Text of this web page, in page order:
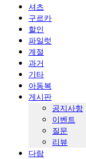
셔츠
구르카
할인
파일럿
계절
과거
기타
아동복
게시판
공지사항
이벤트
질문
리뷰
다람